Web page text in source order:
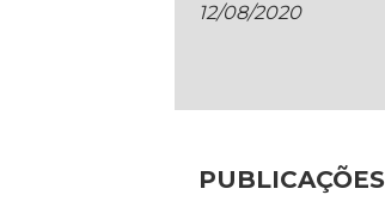
12/08/2020
PUBLICAÇÕES